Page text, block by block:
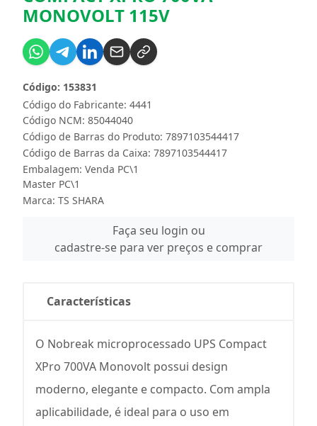
MONOVOLT 115V
Código do Fabricante: 4441
Código: 153831
Código NCM: 85044040
Código de Barras do Produto: 7897103544417
Código de Barras da Caixa: 7897103544417
Embalagem: Venda PC\1
Master PC\1
Marca: TS SHARA
Faça seu login ou
cadastre-se para ver preços e comprar
Características
O Nobreak microprocessado UPS Compact
XPro 700VA Monovolt possui design
moderno, elegante e compacto. Com ampla
aplicabilidade, é ideal para o uso em